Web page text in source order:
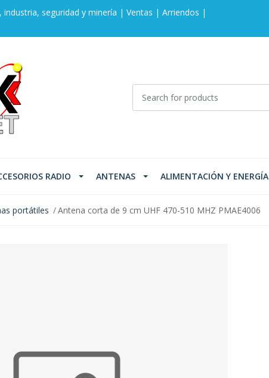
industria, seguridad y minería | Ventas | Arriendos |
RADIO ANTENAS ALIMENTACIÓN Y ENERGÍA
portátiles Antena corta de 9 cm UHF 470-510 MHZ PMAE4006